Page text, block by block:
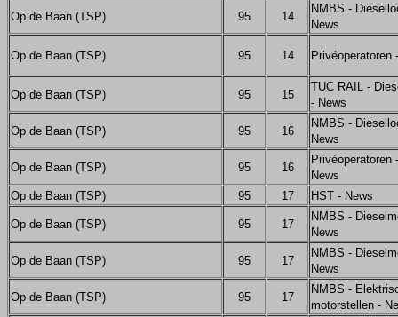
Op de Baan (TSP) 95 14
NMBS -
News
Op de Baan (TSP) 95 14 Privéoperatoren
Op de Baan (TSP) 95 15
TUC RAIL -
- News
Op de Baan (TSP) 95 16
NMBS -
News
Op de Baan (TSP) 95 16
Privéoperatoren
News
Op de Baan (TSP)
95 17 HST - News
Op de Baan (TSP) 95 17
NMBS -
News
Op de Baan (TSP) 95 17
NMBS -
News
Op de Baan (TSP) 95 17
NMBS -
motorstellen -